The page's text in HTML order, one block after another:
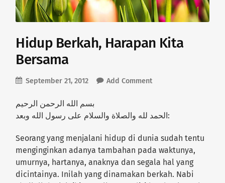
Hidup Berkah, Harapan Kita
Bersama
September 21, 2012 Add Comment
بسم الله الرحمن الرحيم
الحمد لله والصلاة والسلام على رسول الله وبعد:
Seorang yang menjalani hidup di dunia sudah tentu
menginginkan adanya tambahan pada waktunya,
umurnya, hartanya, anaknya dan segala hal yang
dicintainya. Inilah yang dinamakan berkah. Nabi